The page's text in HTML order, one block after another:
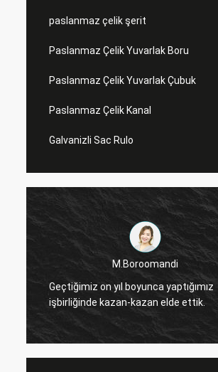
paslanmaz çelik şerit
Paslanmaz Çelik Yuvarlak Boru
Paslanmaz Çelik Yuvarlak Çubuk
Paslanmaz Çelik Kanal
Galvanizli Sac Rulo
M.Boroomandi
on yıl boyunca yaptığımız
kazan-kazan elde ettik.